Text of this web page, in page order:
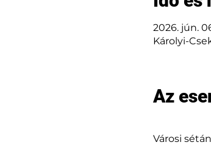
2026. jún.
Károlyi-
Az
Városi